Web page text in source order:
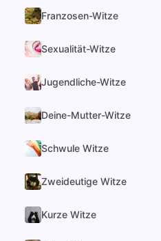
Franzosen-Witze
Sexualität-Witze
Jugendliche-Witze
Deine-Mutter-Witze
Schwule Witze
Zweideutige Witze
Kurze Witze